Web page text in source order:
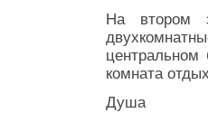
На втором
центральном
комната
Душа